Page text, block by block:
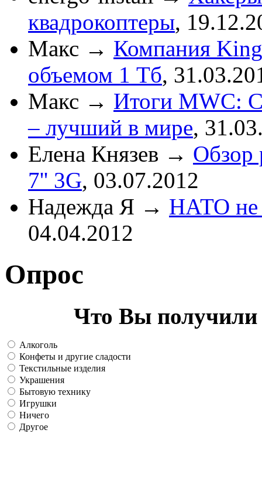
квадрокоптеры,
Макс → Компания
объемом 1 Тб,
Макс → Итоги MWC:
– лучший в мире,
Елена Князев → Обзор
7'' 3G, 03.07.2012
Надежда Я → НАТО не
04.04.2012
Опрос
Что Вы получили
Алкоголь
Конфеты и другие сладости
Текстильные изделия
Украшения
Бытовую технику
Игрушки
Ничего
Другое